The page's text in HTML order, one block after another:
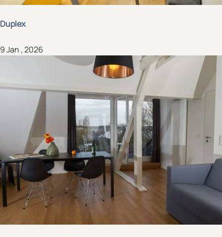
Duplex
9 Jan , 2026